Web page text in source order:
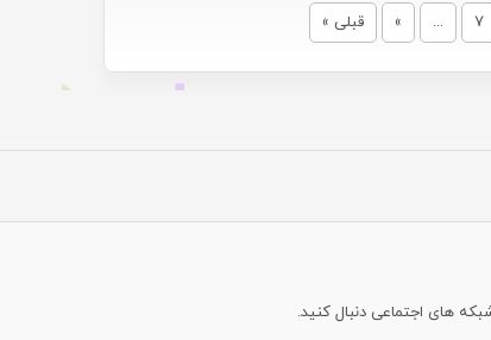
7
...
» قبلی »
های اجتماعی دنبال کنید.